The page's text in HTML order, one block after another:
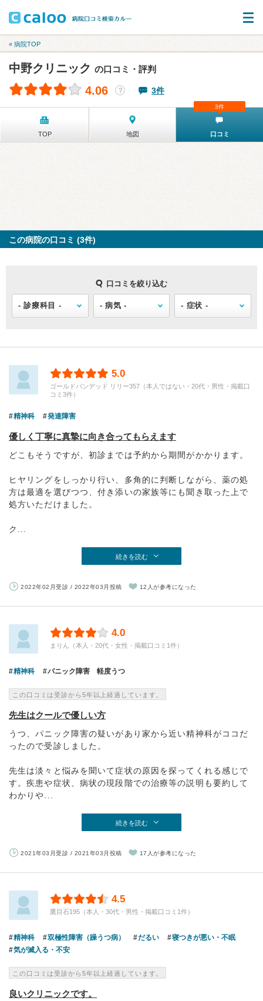
« 病院TOP
中野クリニック の口コミ・評判
4.06 ？ 3件
TOP 地図 口コミ
3件
この病院の口コミ (3件)
口コミを絞り込む
5.0
ゴールドバンデッド リリー357（本人ではない・20代・男性・掲載口
コミ3件）
精神科 発達障害
優しく丁寧に真摯に向き合ってもらえます
どこもそうですが、初診までは予約から期間がかかります。
ヒヤリングをしっかり行い、多角的に判断しながら、薬の処
方は最適を選びつつ、付き添いの家族等にも聞き取った上で
処方いただけました。
ク...
続きを読む
2022年02月受診 / 2022年03月投稿 12人が参考になった
4.0
まりん（本人・20代・女性・掲載口コミ1件）
精神科 パニック障害 軽度うつ
この口コミは受診から5年以上経過しています。
先生はクールで優しい方
うつ、パニック障害の疑いがあり家から近い精神科がココだ
ったので受診しました。
先生は淡々と悩みを聞いて症状の原因を探ってくれる感じで
す。疾患や症状、病状の現段階での治療等の説明も要約して
わかりや...
続きを読む
2021年03月受診 / 2021年03月投稿 17人が参考になった
4.5
鷹目石195（本人・30代・男性・掲載口コミ1件）
精神科 双極性障害（躁うつ病） だるい
寝つきが悪い・不眠
気が滅入る・不安
この口コミは受診から5年以上経過しています。
良いクリニックです。